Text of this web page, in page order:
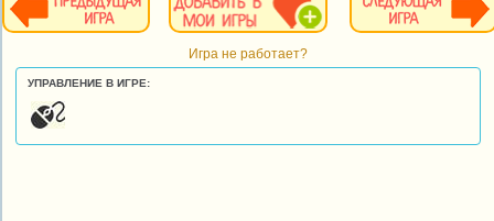
Игра не работает?
УПРАВЛЕНИЕ В ИГРЕ: